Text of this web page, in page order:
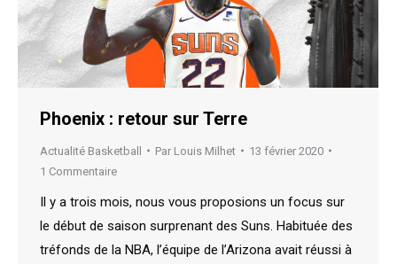
Phoenix : retour sur Terre
Actualité Basketball Par Louis Milhet
13 février 2020
1 Commentaire
Il y a trois mois, nous vous proposions un focus sur
le début de saison surprenant des Suns. Habituée des
tréfonds de la NBA, l’équipe de l’Arizona avait réussi à